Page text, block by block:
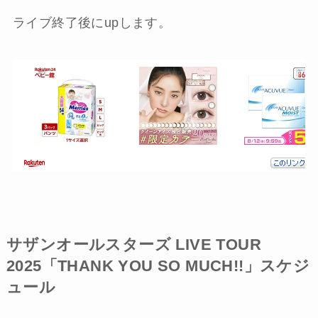
ライブ終了後にupします。
サザンオールスターズ LIVE TOUR
2025「THANK YOU SO MUCH!!」スケジ
ュール